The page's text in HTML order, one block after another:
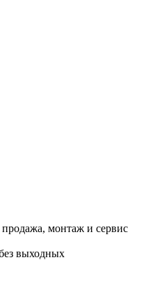
монтаж и сервис
выходных